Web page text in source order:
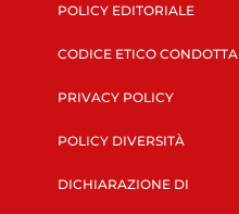
POLICY EDITORIALE
CODICE ETICO CONDOTTA
PRIVACY POLICY
POLICY DIVERSITÀ
DICHIARAZIONE DI